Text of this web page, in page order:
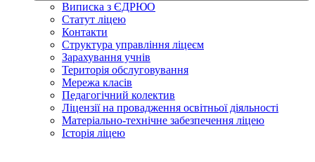
Виписка з ЄДРЮО
Статут ліцею
Контакти
Структура управління ліцеєм
Зарахування учнів
Територія обслуговування
Мережа класів
Педагогічний колектив
Ліцензії на провадження освітньої діяльності
Матеріально-технічне забезпечення ліцею
Історія ліцею